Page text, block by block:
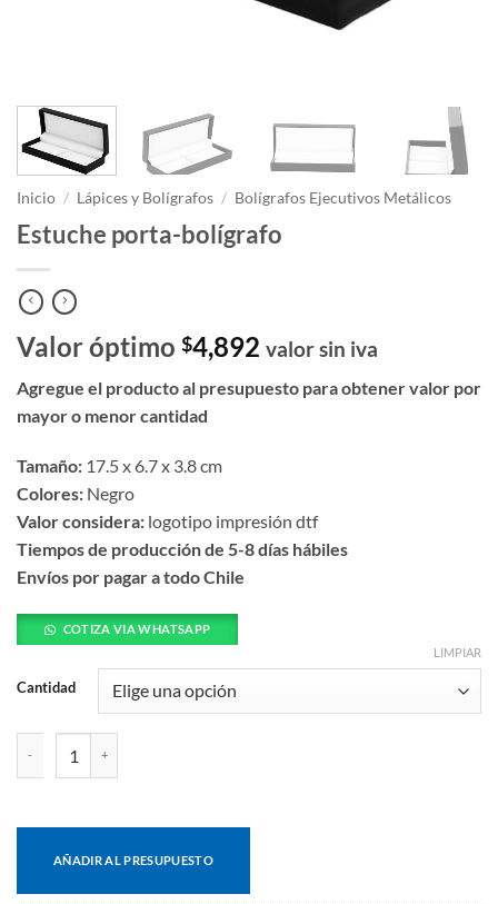
Inicio / Lápices y Bolígrafos / Bolígrafos Ejecutivos Metálicos
Estuche porta-bolígrafo
Valor óptimo $4,892 valor sin iva
Agregue el producto al presupuesto para obtener valor por
mayor o menor cantidad
Tamaño: 17.5 x 6.7 x 3.8 cm
Colores: Negro
Valor considera: logotipo impresión dtf
Tiempos de producción de 5-8 días hábiles
Envíos por pagar a todo Chile
COTIZA VIA WHATSAPP
Cantidad
LIMPIAR
AÑADIR AL PRESUPUESTO